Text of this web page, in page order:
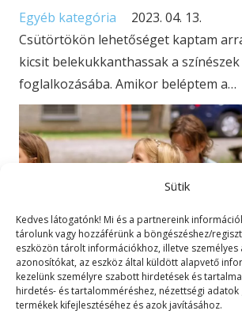
Sütik
Kedves látogatónk! Mi és a partnereink
tárolunk vagy hozzáférünk a böngészéshez/
eszközön tárolt információkhoz, illetve személyes
azonosítókat, az eszköz által küldött alapvető
kezelünk személyre szabott hirdetések és
hirdetés- és tartalomméréshez, nézettségi adatok
termékek kifejlesztéséhez és azok javításához.
Egyéb kategória
2023. 04. 13.
Csütörtökön lehetőséget kaptam
kicsit belekukkanthassak a
foglalkozásába. Amikor beléptem a…